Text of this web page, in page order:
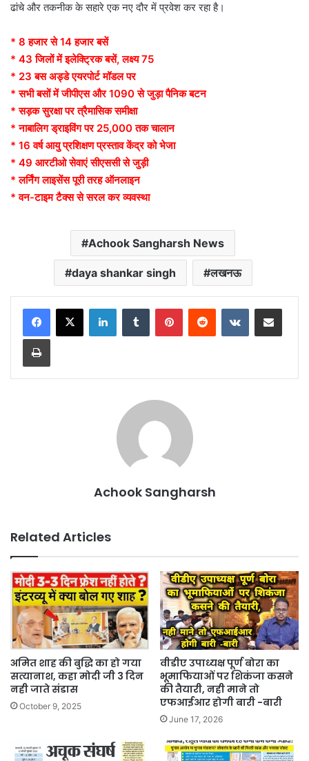
ढांचे और तकनीक के सहारे एक नए दौर में प्रवेश कर रहा है।
* 8 हजार से 14 हजार बसें
* 43 जिलों में इलेक्ट्रिक बसें, लक्ष्य 75
* 23 बस अड्डे एयरपोर्ट मॉडल पर
* सभी बसों में जीपीएस और 1090 से जुड़ा पैनिक बटन
* सड़क सुरक्षा पर त्रैमासिक समीक्षा
* नाबालिग ड्राइविंग पर 25,000 तक चालान
* 16 वर्ष आयु प्रशिक्षण प्रस्ताव केंद्र को भेजा
* 49 आरटीओ सेवाएं सीएससी से जुड़ी
* लर्निंग लाइसेंस पूरी तरह ऑनलाइन
* वन-टाइम टैक्स से सरल कर व्यवस्था
Achook Sangharsh News
daya shankar singh लखनऊ
LinkedInTumblr PinterestReddit VKontakteShare via Email
Print
Achook Sangharsh
Related Articles
अमित शाह की बुद्धि का हो गया
सत्यानाश, कहा मोदी जी 3 दिन
नही जाते संडास
October 9, 2025
वीडीए उपाध्यक्ष पूर्ण बोरा का
भूमाफियाओं पर शिकंजा कसने
की तैयारी, नही माने तो
एफआईआर होगी बारी -बारी
June 17, 2026